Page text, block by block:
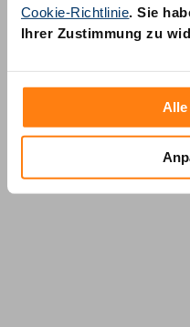
Cookie-Richtlinie. Sie
Ihrer Zustimmung zu
Alle
AM